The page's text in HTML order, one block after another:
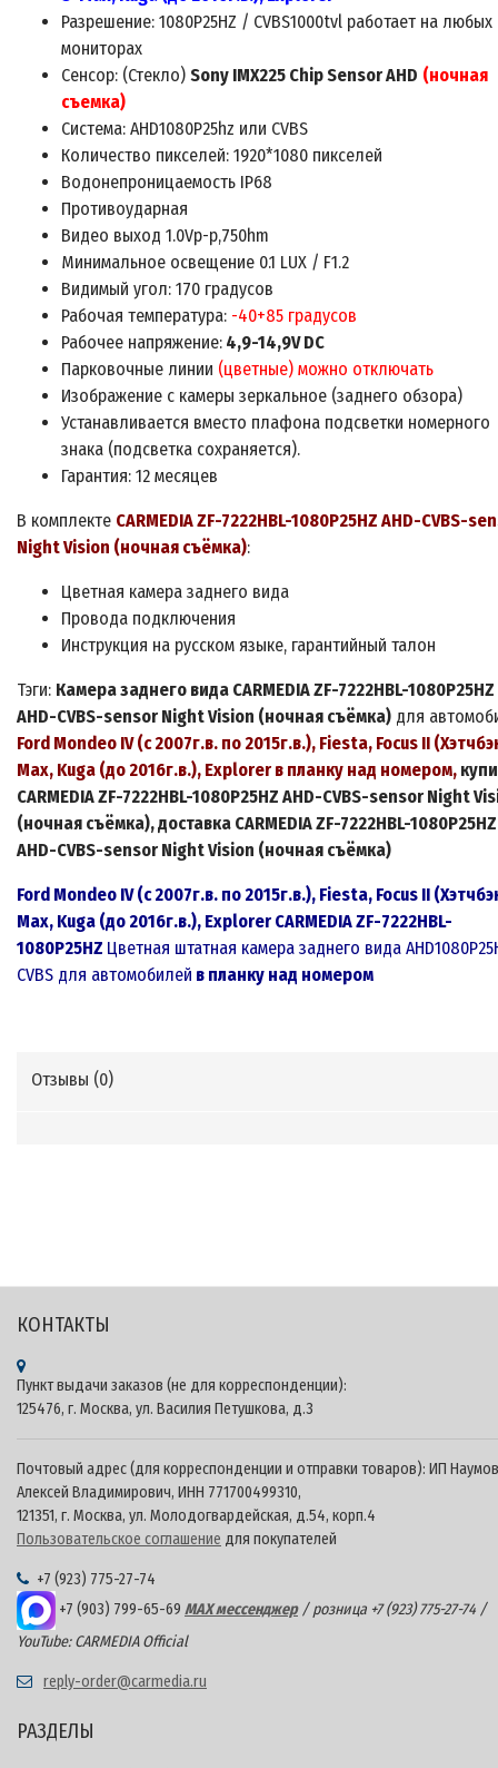
Разрешение: 1080P25HZ / CVBS1000tvl работает на любых
мониторах
Сенсор: (Стекло) Sony IMX225 Chip Sensor AHD (ночная
съемка)
Система: AHD1080P25hz или CVBS
Количество пикселей: 1920*1080 пикселей
Водонепроницаемость IP68
Противоударная
Видео выход 1.0Vp-p,750hm
Минимальное освещение 0.1 LUX / F1.2
Видимый угол: 170 градусов
Рабочая температура: -40+85 градусов
Рабочее напряжение: 4,9-14,9V DC
Парковочные линии (цветные) можно отключать
Изображение с камеры зеркальное (заднего обзора)
Устанавливается вместо плафона подсветки номерного
знака (подсветка сохраняется).
Гарантия: 12 месяцев
В комплекте CARMEDIA ZF-7222HBL-1080P25HZ AHD-CVBS-
Night Vision (ночная съёмка):
Цветная камера заднего вида
Провода подключения
Инструкция на русском языке, гарантийный талон
Тэги: Камера заднего вида CARMEDIA ZF-7222HBL-1080P25HZ
AHD-CVBS-sensor Night Vision (ночная съёмка) для
Ford Mondeo IV (с 2007г.в. по 2015г.в.), Fiesta, Focus II
Max, Kuga (до 2016г.в.), Explorer в планку над номером,
CARMEDIA ZF-7222HBL-1080P25HZ AHD-CVBS-sensor Night
(ночная съёмка), доставка CARMEDIA ZF-7222HBL-1080P25HZ
AHD-CVBS-sensor Night Vision (ночная съёмка)
Ford Mondeo IV (с 2007г.в. по 2015г.в.), Fiesta, Focus II
Max, Kuga (до 2016г.в.), Explorer CARMEDIA ZF-7222HBL-
1080P25HZ Цветная штатная камера заднего вида
CVBS для автомобилей в планку над номером
Отзывы (0)
КОНТАКТЫ
Пункт выдачи заказов (не для корреспонденции):
125476, г. Москва, ул. Василия Петушкова, д.3
Почтовый адрес (для корреспонденции и отправки товаров): ИП Наумов
Алексей Владимирович, ИНН 771700499310,
121351, г. Москва, ул. Молодогвардейская, д.54, корп.4
Пользовательское соглашение для покупателей
+7 (923) 775-27-74
+7 (903) 799-65-69 MAX мессенджер/ розница +7 (923) 775-27-74 /
YouTube: CARMEDIA Official
reply-order@carmedia.ru
РАЗДЕЛЫ